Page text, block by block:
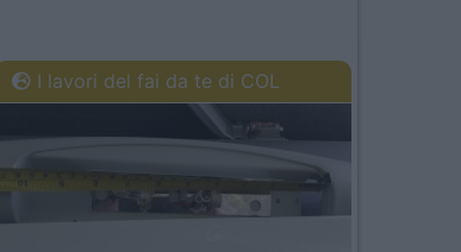
I lavori del fai da te di COL